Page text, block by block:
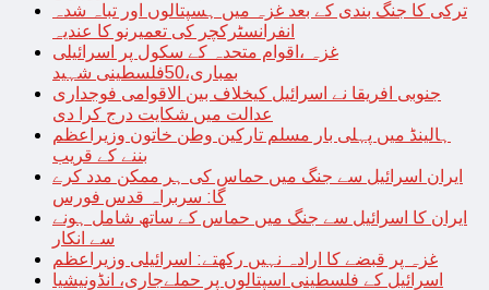
ترکی کا جنگ بندی کے بعد غزہ میں ہسپتالوں اور تباہ شدہ
انفرانسٹرکچر کی تعمیرنو کا عندیہ
غزہ ،اقوام متحدہ کے سکول پر اسرائیلی
بمباری،50فلسطینی شہید
جنوبی افریقا نے اسرائیل کیخلاف بین الاقوامی فوجداری
عدالت میں شکایت درج کرا دی
ہالینڈ میں پہلی بار مسلم تارکین وطن خاتون وزیراعظم
بننے کے قریب
ایران اسرائیل سے جنگ میں حماس کی ہر ممکن مدد کرے
گا: سربراہ قدس فورس
ایران کا اسرائیل سے جنگ میں حماس کے ساتھ شامل ہونے
سے انکار
غزہ پر قبضے کا ارادہ نہیں رکھتے: اسرائیلی وزیراعظم
اسرائیل کے فلسطینی اسپتالوں پر حملےجاری، انڈونیشیا